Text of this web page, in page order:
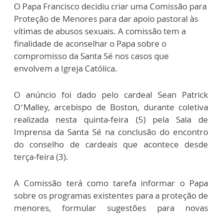
O Papa Francisco decidiu criar uma Comissão para
Proteção de Menores para dar apoio pastoral às
vítimas de abusos sexuais. A comissão tem a
finalidade de aconselhar o Papa sobre o
compromisso da Santa Sé nos casos que
envolvem a Igreja Católica.
O anúncio foi dado pelo cardeal Sean Patrick
O’Malley, arcebispo de Boston, durante coletiva
realizada nesta quinta-feira (5) pela Sala de
Imprensa da Santa Sé na conclusão do encontro
do conselho de cardeais que acontece desde
terça-feira (3).
A Comissão terá como tarefa informar o Papa
sobre os programas existentes para a proteção de
menores, formular sugestões para novas